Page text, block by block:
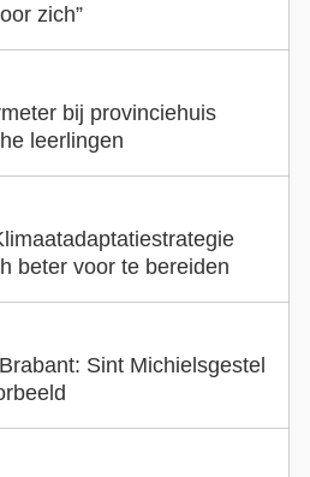
zich”
bij provinciehuis
leerlingen
beter voor te bereiden
Sint Michielsgestel